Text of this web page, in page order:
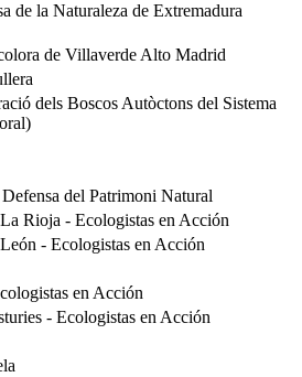
de la Naturaleza de Extremadura
de Villaverde Alto Madrid
dels Boscos Autòctons del Sistema
del Patrimoni Natural
Rioja - Ecologistas en Acción
- Ecologistas en Acción
en Acción
- Ecologistas en Acción